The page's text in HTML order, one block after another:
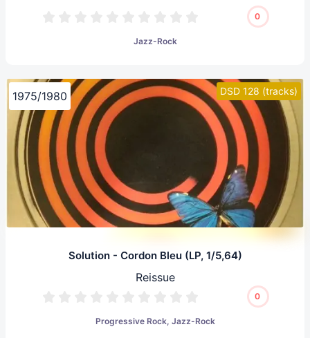
0
Jazz-Rock
DSD 128 (tracks)
1975/1980
Solution - Cordon Bleu (LP, 1/5,64)
Reissue
0
Progressive Rock, Jazz-Rock